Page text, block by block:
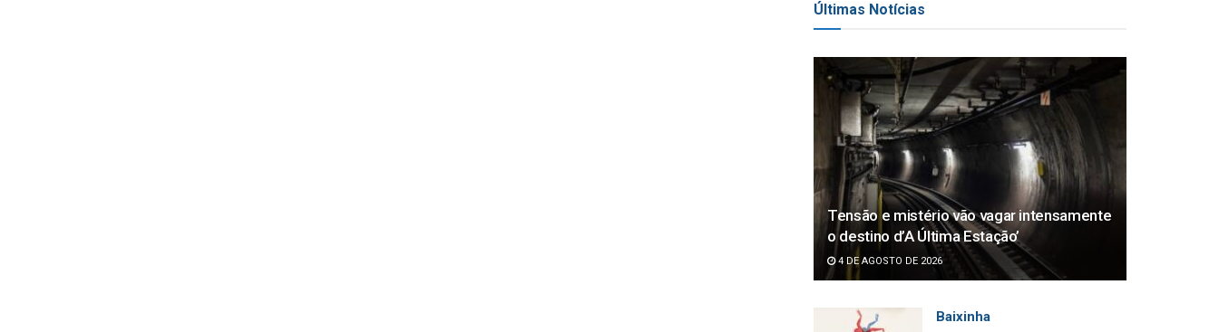
Últimas Notícias
Tensão e mistério vão vagar intensamente
o destino d’A Última Estação’
4 DE AGOSTO DE 2026
Baixinha